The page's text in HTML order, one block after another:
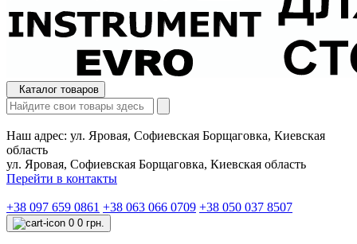
Каталог товаров
Наш адрес: ул. Яровая, Софиевская Борщаговка, Киевская
область
ул. Яровая, Софиевская Борщаговка, Киевская область
Перейти в контакты
+38 097 659 0861 +38 063 066 0709 +38 050 037 8507
0 0 грн.